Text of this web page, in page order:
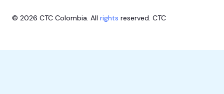
© 2026 CTC Colombia. All rights reserved. CTC